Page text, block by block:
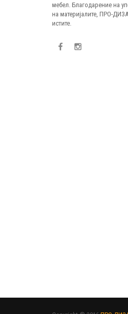
мебел. Благодарение на
на материјалите, ПРО-
истите.